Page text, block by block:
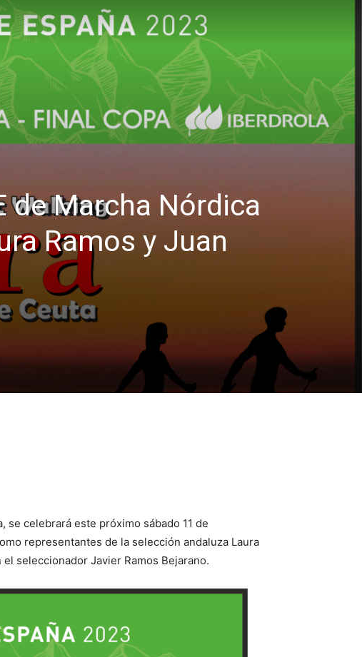
de Marcha Nórdica
Ramos y Juan
se celebrará este próximo sábado 11 de
representantes de la selección andaluza Laura
seleccionador Javier Ramos Bejarano.